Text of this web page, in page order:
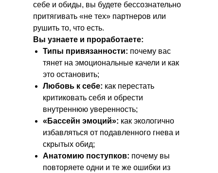
себе и обиды, вы будете бессознательно
притягивать «не тех» партнеров или
рушить то, что есть.
Вы узнаете и проработаете:
Типы привязанности: почему вас
тянет на эмоциональные качели и как
это остановить;
Любовь к себе: как перестать
критиковать себя и обрести
внутреннюю уверенность;
«Бассейн эмоций»: как экологично
избавляться от подавленного гнева и
скрытых обид;
Анатомию поступков: почему вы
повторяете одни и те же ошибки из